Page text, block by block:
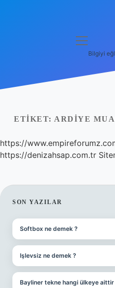
Yasal Uyarı
Hakkımızda
menüyü
Bilgiyi
ETIKET: ARDIYE
https://
https://denizahsap.com.tr
SIDEBAR
SON YAZILAR
Softbox ne demek ?
Işlevsiz ne demek ?
Bayliner tekne hangi ülkeye aittir